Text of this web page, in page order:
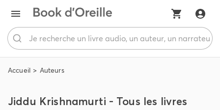
Accueil Auteurs
Jiddu Krishnamurti - Tous les livres